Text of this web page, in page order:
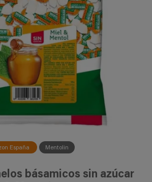
España Mentolin
básamicos sin azúcar